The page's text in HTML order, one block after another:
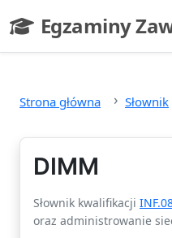
Egzaminy
- strona główna
Strona główna Słownik
DIMM
Słownik kwalifikacji
oraz administrowanie